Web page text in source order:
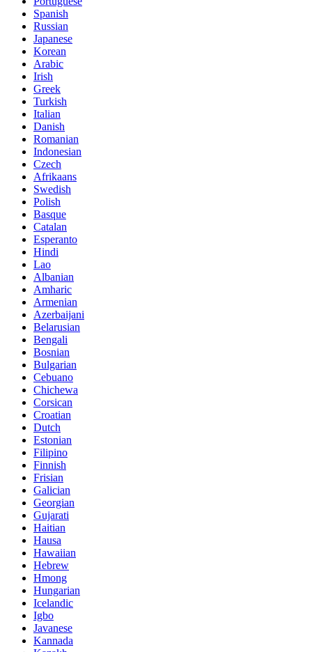
Spanish
Russian
Japanese
Korean
Arabic
Irish
Greek
Turkish
Italian
Danish
Romanian
Indonesian
Czech
Afrikaans
Swedish
Polish
Basque
Catalan
Esperanto
Hindi
Lao
Albanian
Amharic
Armenian
Azerbaijani
Belarusian
Bengali
Bosnian
Bulgarian
Cebuano
Chichewa
Corsican
Croatian
Dutch
Estonian
Filipino
Finnish
Frisian
Galician
Georgian
Gujarati
Haitian
Hausa
Hawaiian
Hebrew
Hmong
Hungarian
Icelandic
Igbo
Javanese
Kannada